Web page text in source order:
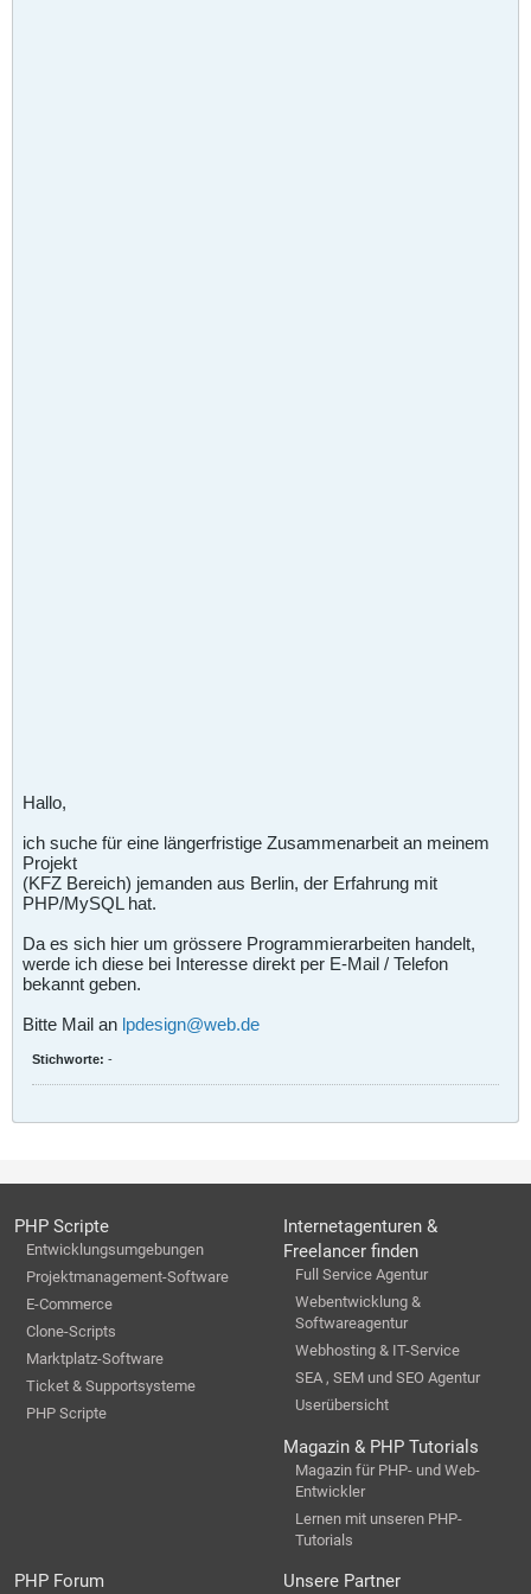
Hallo,
ich suche für eine längerfristige Zusammenarbeit an meinem
Projekt
(KFZ Bereich) jemanden aus Berlin, der Erfahrung mit
PHP/MySQL hat.
Da es sich hier um grössere Programmierarbeiten handelt,
werde ich diese bei Interesse direkt per E-Mail / Telefon
bekannt geben.
Bitte Mail an lpdesign@web.de
Stichworte: -
PHP Scripte
Entwicklungsumgebungen
Projektmanagement-Software
E-Commerce
Clone-Scripts
Marktplatz-Software
Ticket & Supportsysteme
PHP Scripte
Internetagenturen &
Freelancer finden
Full Service Agentur
Webentwicklung &
Softwareagentur
Webhosting & IT-Service
SEA , SEM und SEO Agentur
Userübersicht
Magazin & PHP Tutorials
Magazin für PHP- und Web-
Entwickler
Lernen mit unseren PHP-
Tutorials
PHP Forum Unsere Partner